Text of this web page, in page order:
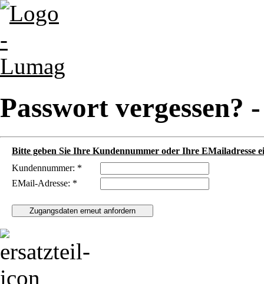
Passwort vergessen?
Bitte geben Sie Ihre Kundennummer oder Ihre EMailadresse
Kundennummer: *
EMail-Adresse: *